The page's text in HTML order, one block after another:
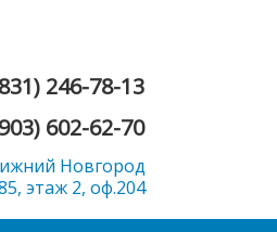
246-78-13
602-62-70
Новгород
этаж 2, оф.204